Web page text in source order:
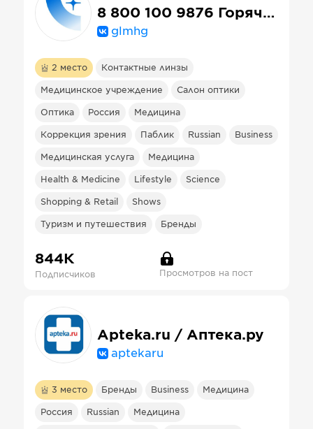
8 800 100 9876 Горячая линия Микрохирургия глаза
glmhg
2 место Контактные линзы
Медицинское учреждение Салон оптики
Оптика Россия Медицина
Коррекция зрения Паблик Russian Business
Медицинская услуга Медицина
Health & Medicine Lifestyle Science
Shopping & Retail Shows
Туризм и путешествия Бренды
844К
Подписчиков Просмотров на пост
Apteka.ru / Аптека.ру
aptekaru
3 место Бренды Business Медицина
Россия Russian Медицина